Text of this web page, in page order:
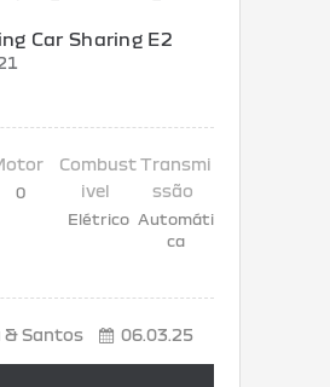
Car Sharing E2
0
Elétrico
Automáti
ca
& Santos 06.03.25